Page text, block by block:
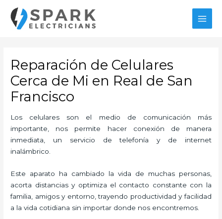
contenido
Reparación de Celulares
Cerca de Mi en Real de San
Francisco
Los celulares son el medio de comunicación más
importante, nos permite hacer conexión de manera
inmediata, un servicio de telefonía y de internet
inalámbrico.
Este aparato ha cambiado la vida de muchas personas,
acorta distancias y optimiza el contacto constante con la
familia, amigos y entorno, trayendo productividad y facilidad
a la vida cotidiana sin importar donde nos encontremos.